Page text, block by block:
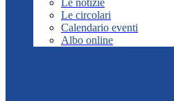
Le notizie
Le circolari
Calendario eventi
Albo online